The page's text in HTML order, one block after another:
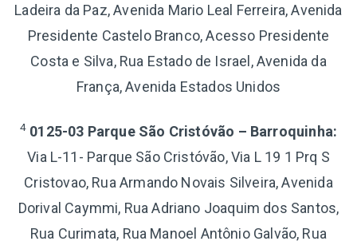
Ladeira da Paz, Avenida Mario Leal Ferreira, Avenida
Presidente Castelo Branco, Acesso Presidente
Costa e Silva, Rua Estado de Israel, Avenida da
França, Avenida Estados Unidos
4 0125-03 Parque São Cristóvão – Barroquinha:
Via L-11- Parque São Cristóvão, Via L 19 1 Prq S
Cristovao, Rua Armando Novais Silveira, Avenida
Dorival Caymmi, Rua Adriano Joaquim dos Santos,
Rua Curimata, Rua Manoel Antônio Galvão, Rua